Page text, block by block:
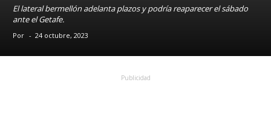
El lateral bermellón adelanta plazos y podría reaparecer el sábado
ante el Getafe.
Por - 24 octubre, 2023
Publicidad